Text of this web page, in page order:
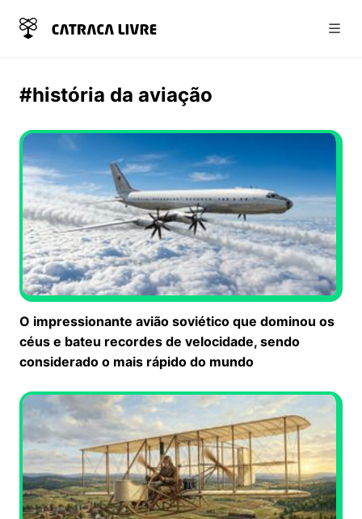
#história da aviação
O impressionante avião soviético que dominou os
céus e bateu recordes de velocidade, sendo
considerado o mais rápido do mundo